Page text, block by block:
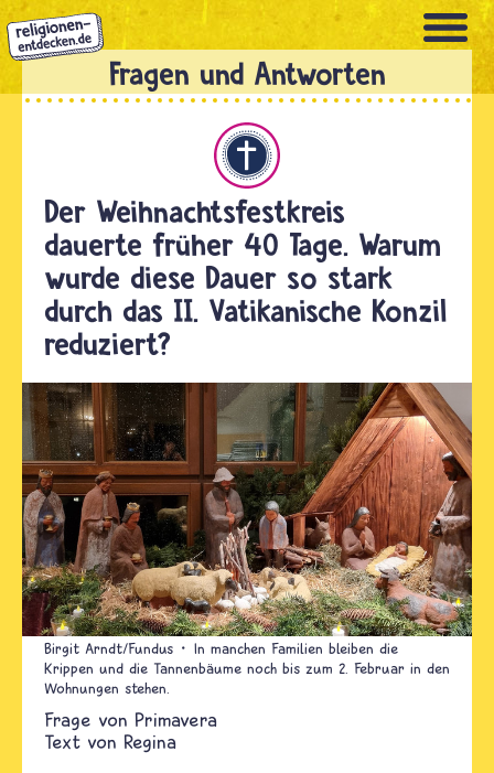
Direkt
zum
Inhalt
Der Weihnachtsfestkreis
dauerte früher 40 Tage. Warum
wurde diese Dauer so stark
durch das II. Vatikanische Konzil
reduziert?
Birgit Arndt/Fundus
In manchen Familien bleiben die
Krippen und die Tannenbäume noch bis zum 2. Februar in den
Wohnungen stehen.
Primavera
Text von Regina